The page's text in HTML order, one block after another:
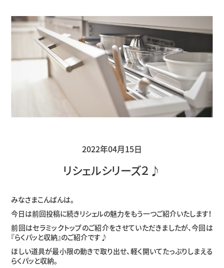
2022年04月15日
リシェルシリーズ２♪
みなさまこんばんは。
今日は前回投稿に続きリシェルの魅力をもう一つご紹介いたします！
前回はセラミックトップのご紹介をさせていただきましたが、今回は
『らくパッと収納』のご紹介です♪
ほしい道具が最小限の動きで取り出せ、軽く開いてたっぷりしまえる
らくパッと収納。